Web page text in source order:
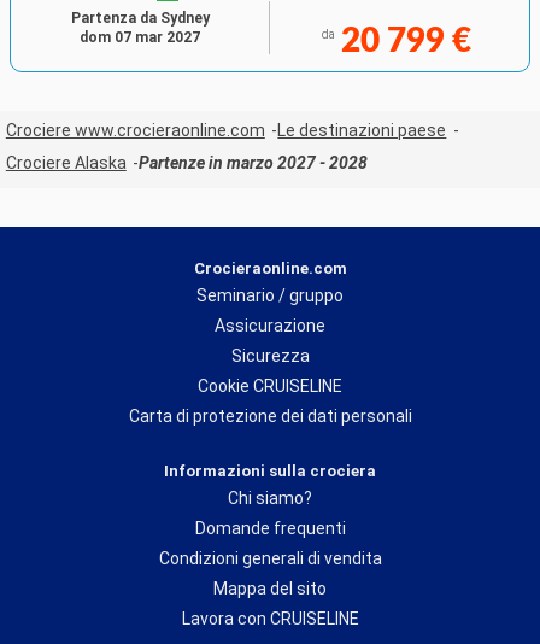
da 20 799 €
Partenza da Sydney
dom 07 mar 2027
Crociere www.crocieraonline.com
Le destinazioni paese
Crociere Alaska
Partenze in marzo 2027 - 2028
Crocieraonline.com
Seminario / gruppo
Assicurazione
Sicurezza
Cookie CRUISELINE
Carta di protezione dei dati personali
Informazioni sulla crociera
Chi siamo?
Domande frequenti
Condizioni generali di vendita
Mappa del sito
Lavora con CRUISELINE